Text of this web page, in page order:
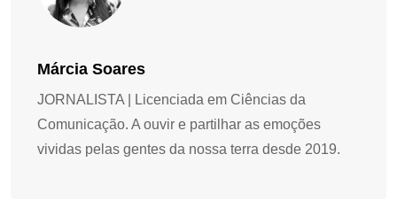
Márcia Soares
JORNALISTA | Licenciada em Ciências da
Comunicação. A ouvir e partilhar as emoções
vividas pelas gentes da nossa terra desde 2019.